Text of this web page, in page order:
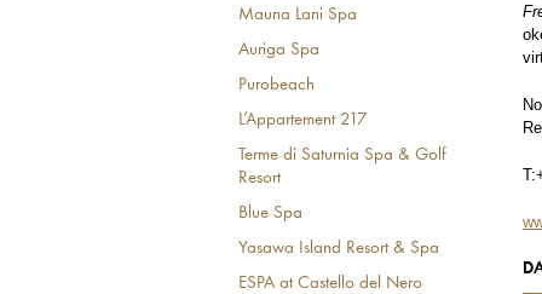
Mauna Lani Spa
Auriga Spa
Purobeach
L’Appartement 217
Terme di Saturnia Spa & Golf
Resort
Blue Spa
Yasawa Island Resort & Spa
ESPA at Castello del Nero